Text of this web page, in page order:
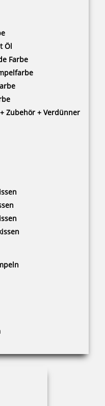
Öl
Farbe
Zubehör + Verdünner
Farbe Schwarz für REINER
Plastik
Reiner Mod. 1025 MP3 für